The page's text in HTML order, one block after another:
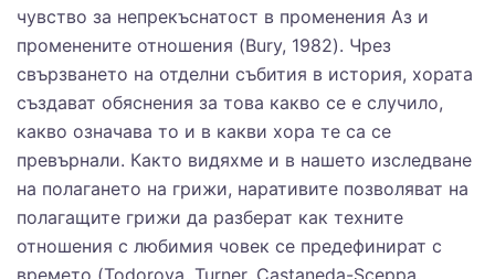
чувство за непрекъснатост в променения Аз и
променените отношения (Bury, 1982). Чрез
свързването на отделни събития в история, хората
създават обяснения за това какво се е случило,
какво означава то и в какви хора те са се
превърнали. Както видяхме и в нашето изследване
на полагането на грижи, наративите позволяват на
полагащите грижи да разберат как техните
отношения с любимия човек се предефинират с
времето (Todorova, Turner, Castaneda-Sceppa,